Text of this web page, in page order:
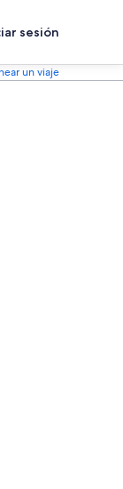
sesión
un viaje